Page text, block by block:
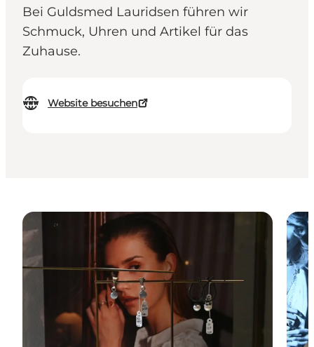
Bei Guldsmed Lauridsen führen wir
Schmuck, Uhren und Artikel für das
Zuhause.
Website besuchen